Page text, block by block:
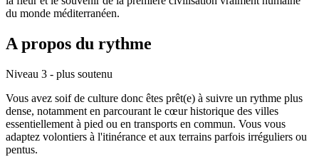
du monde méditerranéen.
A propos du rythme
Niveau 3 - plus soutenu
Vous avez soif de culture donc êtes prêt(e) à suivre un rythme plus
dense, notamment en parcourant le cœur historique des villes
essentiellement à pied ou en transports en commun. Vous vous
adaptez volontiers à l'itinérance et aux terrains parfois irréguliers ou
pentus.